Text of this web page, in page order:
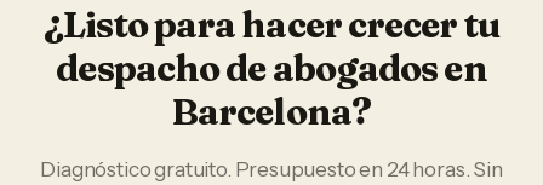
¿Listo para hacer crecer tu
despacho de abogadosen
Barcelona?
Diagnóstico gratuito. Presupuesto en 24 horas. Sin